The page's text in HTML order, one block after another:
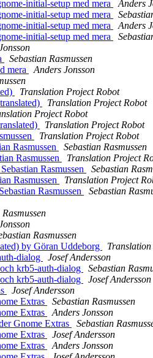
initial-setup med mera
Anders
initial-setup med mera
initial-setup med mera
Anders
initial-setup med mera
Sebastian Rasmussen
mera
Anders Jonsson
Translation Project Robot
Translation Project Robot
Project Robot
Translation Project Robot
Translation Project Robot
Rasmussen
Sebastian Rasmussen
Rasmussen
Translation Project
Rasmussen
Sebastian
Rasmussen
Translation Project
Rasmussen
Sebastian
Rasmussen
by Göran Uddeborg
dialog
Josef Andersson
krb5-auth-dialog
Sebastian
krb5-auth-dialog
Josef Andersson
Josef Andersson
Extras
Sebastian Rasmussen
Extras
Anders Jonsson
Gnome Extras
Sebastian
Extras
Josef Andersson
Extras
Anders Jonsson